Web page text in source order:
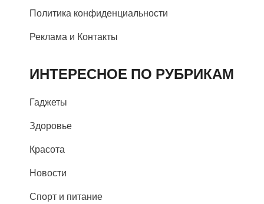
Политика конфиденциальности
Реклама и Контакты
ИНТЕРЕСНОЕ ПО РУБРИКАМ
Гаджеты
Здоровье
Красота
Новости
Спорт и питание